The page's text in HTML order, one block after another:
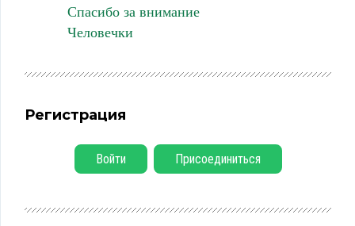
Спасибо за внимание
Человечки
Регистрация
Войти Присоединиться